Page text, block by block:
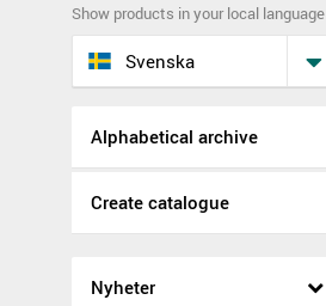
Show products in your local language
Svenska
Alphabetical archive
Create catalogue
Nyheter